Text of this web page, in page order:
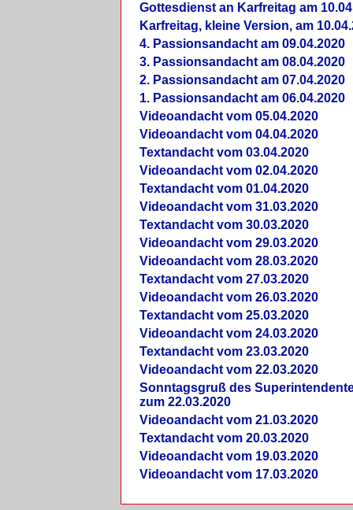
Gottesdienst an Karfreitag am
Karfreitag, kleine Version, am
4. Passionsandacht am 09.04.2020
3. Passionsandacht am 08.04.2020
2. Passionsandacht am 07.04.2020
1. Passionsandacht am 06.04.2020
Videoandacht vom 05.04.2020
Videoandacht vom 04.04.2020
Textandacht vom 03.04.2020
Videoandacht vom 02.04.2020
Textandacht vom 01.04.2020
Videoandacht vom 31.03.2020
Textandacht vom 30.03.2020
Videoandacht vom 29.03.2020
Videoandacht vom 28.03.2020
Textandacht vom 27.03.2020
Videoandacht vom 26.03.2020
Textandacht vom 25.03.2020
Videoandacht vom 24.03.2020
Textandacht vom 23.03.2020
Videoandacht vom 22.03.2020
Sonntagsgruß des
zum 22.03.2020
Videoandacht vom 21.03.2020
Textandacht vom 20.03.2020
Videoandacht vom 19.03.2020
Videoandacht vom 17.03.2020